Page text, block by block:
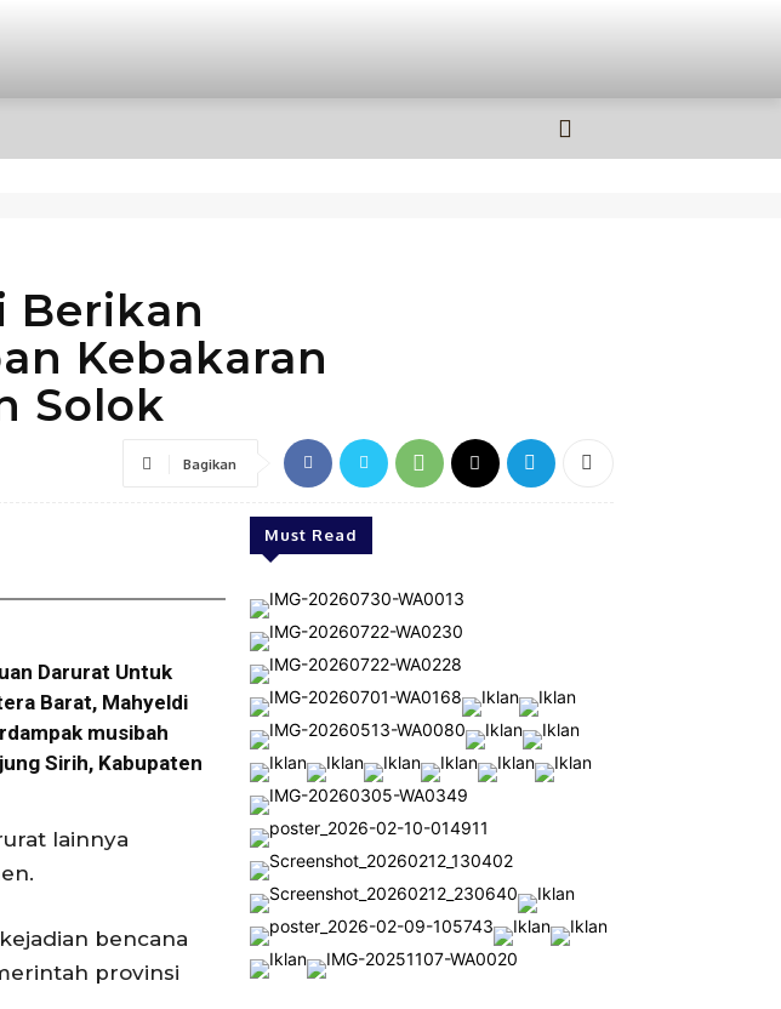
Berikan
Kebakaran
Solok
Bagikan
Darurat Untuk
Barat, Mahyeldi
musibah
Sirih, Kabupaten
lainnya
bencana
provinsi
Must Read